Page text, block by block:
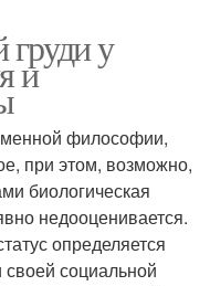
у
и
философии,
при этом, возможно,
биологическая
недооценивается.
определяется
своей социальной